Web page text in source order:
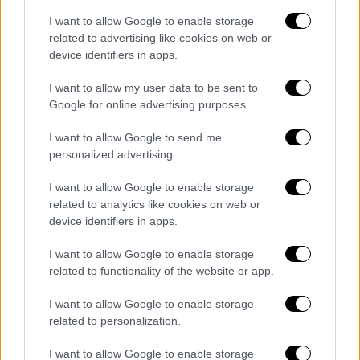
I want to allow Google to enable storage
related to advertising like cookies on web or
device identifiers in apps.
I want to allow my user data to be sent to
Google for online advertising purposes.
I want to allow Google to send me
personalized advertising.
I want to allow Google to enable storage
related to analytics like cookies on web or
device identifiers in apps.
I want to allow Google to enable storage
related to functionality of the website or app.
I want to allow Google to enable storage
related to personalization.
I want to allow Google to enable storage
να μην απεργήσω, το είπα έγκαιρα στα
παιδιά, στον Ρέππα και τον Παπαθανασίου…
Τους είπα ότι θα απεργήσω! Μου είπαν να
μην το κάνω, αλλά εγώ το έκανα».
Όπως αποκάλυψε, η αντίδραση της Κάτιας
Δανδουλάκη ήταν καθοριστική για την